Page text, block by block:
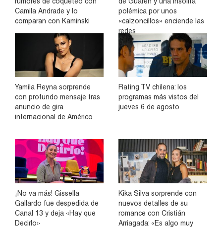
Camila Andrade y lo
comparan con Kaminski
polémica por unos
«calzoncillos» enciende las
redes
Yamila Reyna sorprende
con profundo mensaje tras
anuncio de gira
internacional de Américo
Rating TV chilena: los
programas más vistos del
jueves 6 de agosto
¡No va más! Gissella
Gallardo fue despedida de
Canal 13 y deja «Hay que
Decirlo»
Kika Silva sorprende con
nuevos detalles de su
romance con Cristián
Arriagada: «Es algo muy